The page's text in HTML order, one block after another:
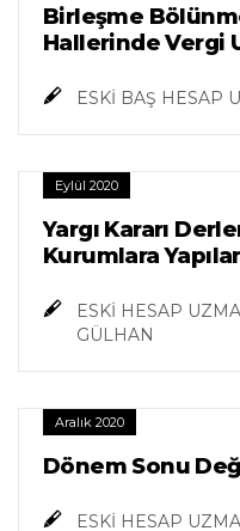
Birleşme
Hallerinde Vergi
ESKİ BAŞ HESAP
Eylül 2020
Yargı Kararı
Kurumlara
ESKİ HESAP
GÜLHAN
Aralık 2020
Dönem Sonu